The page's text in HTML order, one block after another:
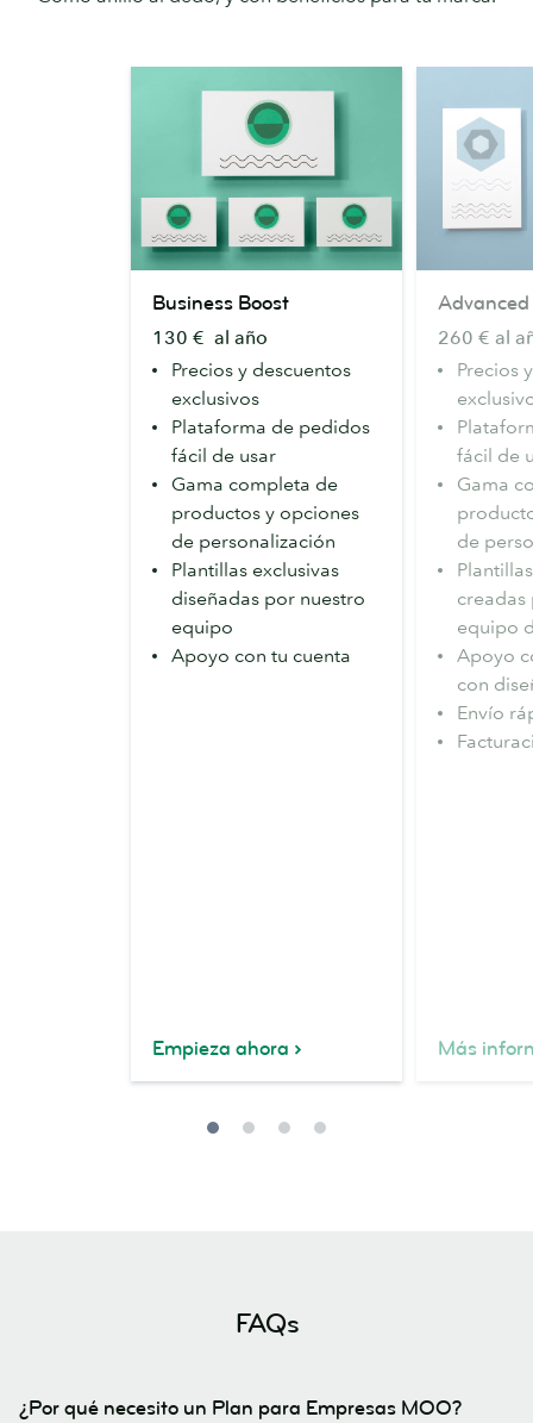
Boost
Business Boost
130 € al año
Precios y descuentos
exclusivos
Plataforma de pedidos
fácil de usar
Gama completa de
productos y opciones
de personalización
Plantillas exclusivas
diseñadas por nuestro
equipo
Apoyo con tu cuenta
Empieza ahora
Advanced
260 € al
Precios
fácil de
Gama
de
creadas
equipo
Apoyo
con
Envío
Más
FAQs
¿Por qué necesito un Plan para Empresas MOO?